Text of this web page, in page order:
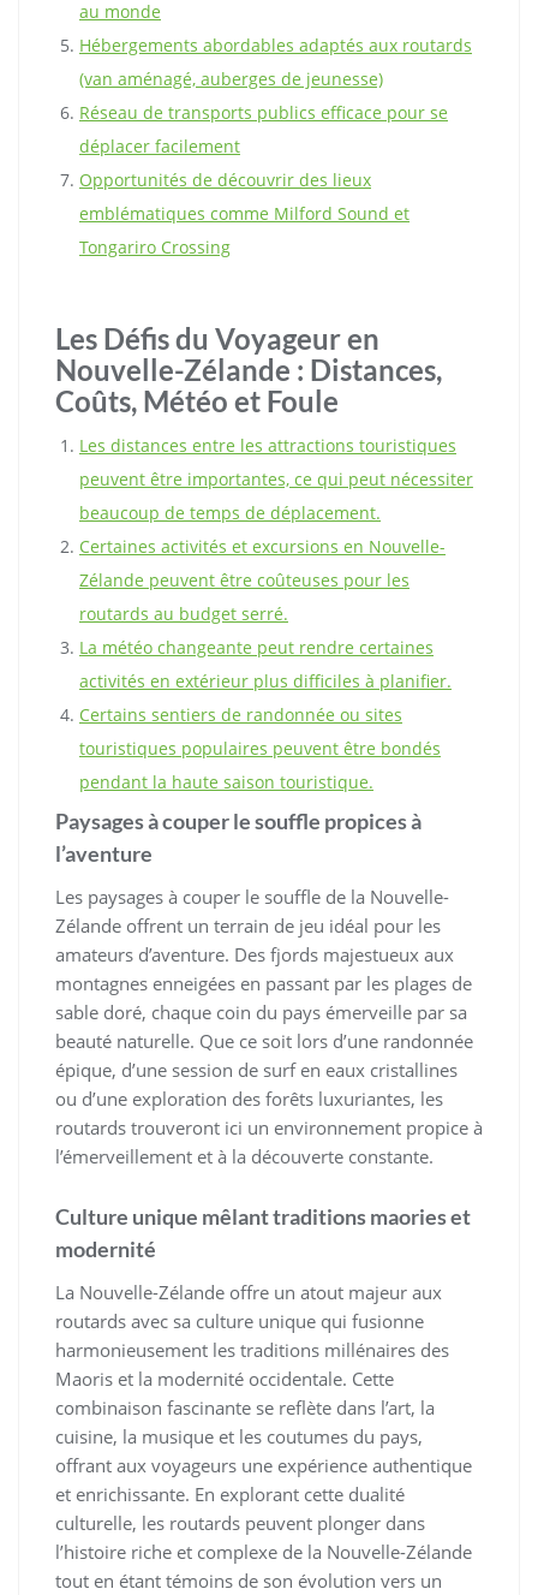
au monde
Hébergements abordables adaptés aux routards
(van aménagé, auberges de jeunesse)
Réseau de transports publics efficace pour se
déplacer facilement
Opportunités de découvrir des lieux
emblématiques comme Milford Sound et
Tongariro Crossing
Les Défis du Voyageur en
Nouvelle-Zélande : Distances,
Coûts, Météo et Foule
Les distances entre les attractions touristiques
peuvent être importantes, ce qui peut nécessiter
beaucoup de temps de déplacement.
Certaines activités et excursions en Nouvelle-
Zélande peuvent être coûteuses pour les
routards au budget serré.
La météo changeante peut rendre certaines
activités en extérieur plus difficiles à planifier.
Certains sentiers de randonnée ou sites
touristiques populaires peuvent être bondés
pendant la haute saison touristique.
Paysages à couper le souffle propices à
l’aventure
Les paysages à couper le souffle de la Nouvelle-
Zélande offrent un terrain de jeu idéal pour les
amateurs d’aventure. Des fjords majestueux aux
montagnes enneigées en passant par les plages de
sable doré, chaque coin du pays émerveille par sa
beauté naturelle. Que ce soit lors d’une randonnée
épique, d’une session de surf en eaux cristallines
ou d’une exploration des forêts luxuriantes, les
routards trouveront ici un environnement propice à
l’émerveillement et à la découverte constante.
Culture unique mêlant traditions maories et
modernité
La Nouvelle-Zélande offre un atout majeur aux
routards avec sa culture unique qui fusionne
harmonieusement les traditions millénaires des
Maoris et la modernité occidentale. Cette
combinaison fascinante se reflète dans l’art, la
cuisine, la musique et les coutumes du pays,
offrant aux voyageurs une expérience authentique
et enrichissante. En explorant cette dualité
culturelle, les routards peuvent plonger dans
l’histoire riche et complexe de la Nouvelle-Zélande
tout en étant témoins de son évolution vers un